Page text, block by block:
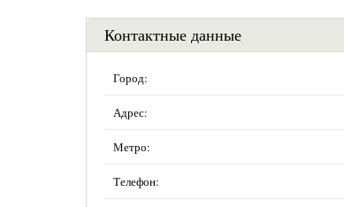
Контактные данные
Город:
Адрес:
Метро:
Телефон: